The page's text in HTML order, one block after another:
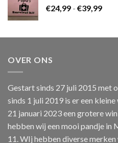
€24,99 - €39,99
OVER ONS
Gestart sinds 27 juli 2015 met
sinds 1 juli 2019 is er een
21 januari 2023 een grotere
hebben wij een mooi pandje in
11. WIj hebben diverse